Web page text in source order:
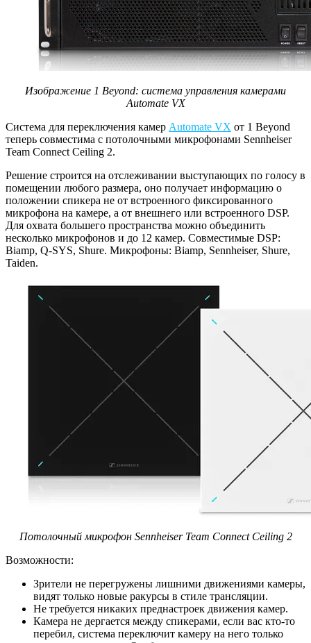
Изображение 1 Beyond: система управления камерами
Automate VX
Система для переключения камер Automate VX от 1 Beyond
теперь совместима с потолочными микрофонами Sennheiser
Team Connect Ceiling 2.
Решение строится на отслеживании выступающих по голосу в
помещении любого размера, оно получает информацию о
положении спикера не от встроенного фиксированного
микрофона на камере, а от внешнего или встроенного DSP.
Для охвата большего пространства можно объединить
несколько микрофонов и до 12 камер. Совместимые DSP:
Biamp, Q-SYS, Shure. Микрофоны: Biamp, Sennheiser, Shure,
Taiden.
Потолочный микрофон Sennheiser Team Connect Ceiling 2
Возможности:
Зрители не перегружены лишними движениями камеры,
видят только новые ракурсы в стиле трансляции.
Не требуется никаких преднастроек движения камер.
Камера не дергается между спикерами, если вас кто-то
перебил, система переключит камеру на него только